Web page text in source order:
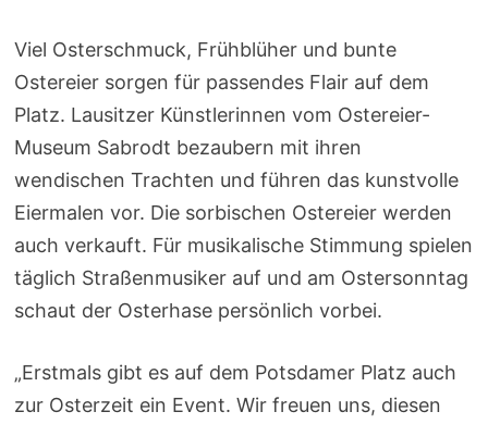
Viel Osterschmuck, Frühblüher und bunte
Ostereier sorgen für passendes Flair auf dem
Platz. Lausitzer Künstlerinnen vom Ostereier-
Museum Sabrodt bezaubern mit ihren
wendischen Trachten und führen das kunstvolle
Eiermalen vor. Die sorbischen Ostereier werden
auch verkauft. Für musikalische Stimmung spielen
täglich Straßenmusiker auf und am Ostersonntag
schaut der Osterhase persönlich vorbei.
„Erstmals gibt es auf dem Potsdamer Platz auch
zur Osterzeit ein Event. Wir freuen uns, diesen